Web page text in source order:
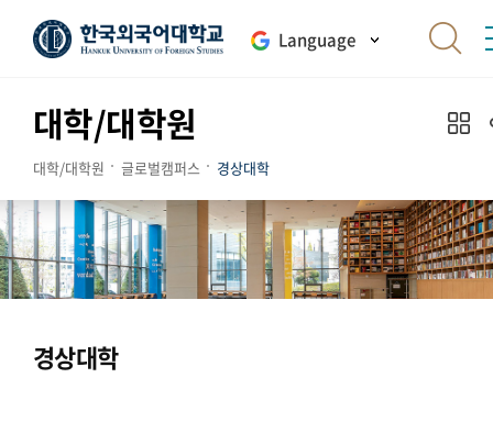
Language
대학/대학원
대학/대학원 글로벌캠퍼스 경상대학
경상대학